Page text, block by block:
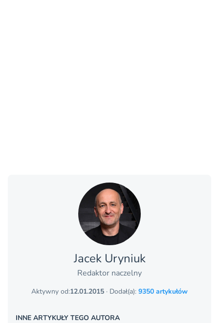
Jacek Uryniuk
Redaktor naczelny
Aktywny od:12.01.2015 · Dodał(a): 9350 artykułów
INNE ARTYKUŁY TEGO AUTORA